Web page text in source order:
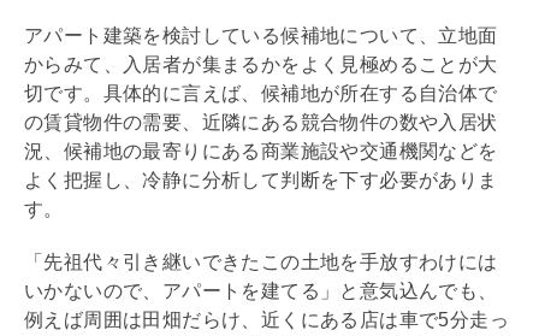
アパート建築を検討している候補地について、立地面
からみて、入居者が集まるかをよく見極めることが大
切です。具体的に言えば、候補地が所在する自治体で
の賃貸物件の需要、近隣にある競合物件の数や入居状
況、候補地の最寄りにある商業施設や交通機関などを
よく把握し、冷静に分析して判断を下す必要がありま
す。
「先祖代々引き継いできたこの土地を手放すわけには
いかないので、アパートを建てる」と意気込んでも、
例えば周囲は田畑だらけ、近くにある店は車で5分走っ